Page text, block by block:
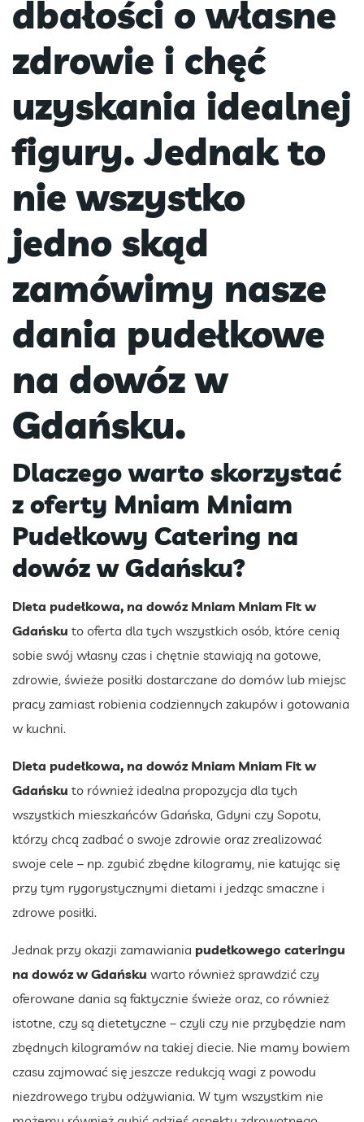
dbałości o własne
zdrowie i chęć
uzyskania idealnej
figury. Jednak to
nie wszystko
jedno skąd
zamówimy nasze
dania pudełkowe
na dowóz w
Gdańsku.
Dlaczego warto skorzystać
z oferty Mniam Mniam
Pudełkowy Catering na
dowóz w Gdańsku?
Dieta pudełkowa, na dowóz Mniam Mniam Fit w
Gdańsku to oferta dla tych wszystkich osób, które cenią
sobie swój własny czas i chętnie stawiają na gotowe,
zdrowie, świeże posiłki dostarczane do domów lub miejsc
pracy zamiast robienia codziennych zakupów i gotowania
w kuchni.
Dieta pudełkowa, na dowóz Mniam Mniam Fit w
Gdańsku to również idealna propozycja dla tych
wszystkich mieszkańców Gdańska, Gdyni czy Sopotu,
którzy chcą zadbać o swoje zdrowie oraz zrealizować
swoje cele – np. zgubić zbędne kilogramy, nie katując się
przy tym rygorystycznymi dietami i jedząc smaczne i
zdrowe posiłki.
Jednak przy okazji zamawiania pudełkowego cateringu
na dowóz w Gdańsku warto również sprawdzić czy
oferowane dania są faktycznie świeże oraz, co również
istotne, czy są dietetyczne – czyli czy nie przybędzie nam
zbędnych kilogramów na takiej diecie. Nie mamy bowiem
czasu zajmować się jeszcze redukcją wagi z powodu
niezdrowego trybu odżywiania. W tym wszystkim nie